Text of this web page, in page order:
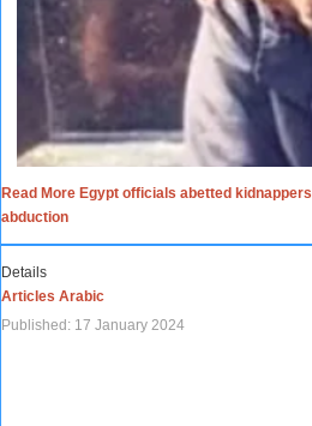
Read More Egypt officials abetted
abduction
Details
Articles Arabic
Published: 17 January 2024